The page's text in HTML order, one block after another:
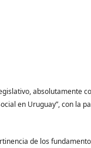
absolutamente
en Uruguay”, con la
de los